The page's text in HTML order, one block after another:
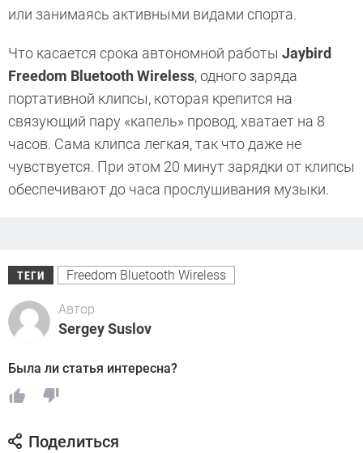
или занимаясь активными видами спорта.
Что касается срока автономной работы Jaybird
Freedom Bluetooth Wireless, одного заряда
портативной клипсы, которая крепится на
связующий пару «капель» провод, хватает на 8
часов. Сама клипса легкая, так что даже не
чувствуется. При этом 20 минут зарядки от клипсы
обеспечивают до часа прослушивания музыки.
ТЕГИ Freedom Bluetooth Wireless
Автор
Sergey Suslov
Была ли статья интересна?
Поделиться